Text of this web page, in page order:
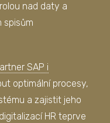
nad daty a
spisům
SAP i
optimální procesy,
a zajistit jeho
HR teprve